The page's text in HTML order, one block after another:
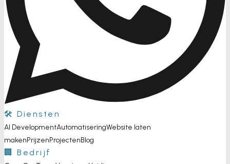
🛠️ Diensten
AI DevelopmentAutomatiseringWebsite laten
makenPrijzenProjectenBlog
🏢 Bedrijf